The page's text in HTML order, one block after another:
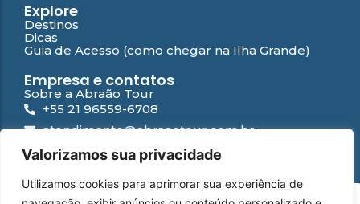
Valorizamos sua privacidade
Utilizamos cookies para aprimorar sua experiência de
Explore
Destinos
Dicas
Guia de Acesso (como chegar na Ilha Grande)
Empresa e contatos
Sobre a Abraão Tour
+55 21 96559-6708
atendimento@abraaotour.com.br
Ilha Grande
Suporte
Contato